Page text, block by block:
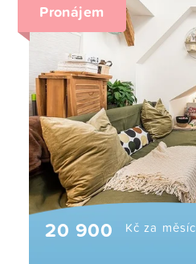
20 900 Kč za měsíc
Pronájem